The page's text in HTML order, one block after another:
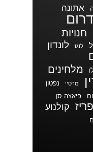
אתונה
דרום
חנויות
לוגו לונדון
מלחינים
מרסיי נפטון
פיאצה סן
פריז קולנוע